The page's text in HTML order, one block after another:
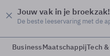
Jouw vak in je broekzak!
De beste leeservaring met de
BusinessMaatschappijTech